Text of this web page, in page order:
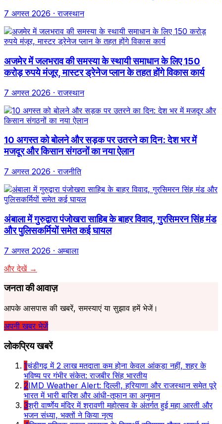
7 अगस्त 2026 · राजस्थान
अजमेर में जलभराव की समस्या के स्थायी समाधान के लिए 150
करोड़ रुपये मंजूर, मास्टर ड्रेनेज प्लान के तहत होंगे विकास कार्य
7 अगस्त 2026 · राजस्थान
10 अगस्त को बोलने और सड़क पर उतरने का दिन: देश भर में
मजदूर और किसान संगठनों का नया ऐलान
7 अगस्त 2026 · राजनीति
अंबाला में गुरुद्वारा पंजोखरा साहिब के बाहर विवाद, गुरसिमरन सिंह मंड
और पुलिसकर्मियों समेत कई घायल
7 अगस्त 2026 · अम्बाला
और देखें →
जनता की आवाज़
आपके आसपास की खबरें, समस्याएं या सुझाव हमें भेजें।
अपनी खबर भेजें
लोकप्रिय खबरें
1चंडीगढ़ में 2 लाख मतदाता कम होना केवल आंकड़ा नहीं, शहर के
भविष्य पर गंभीर संकेत: राजबीर सिंह भारतीय
2IMD Weather Alert: दिल्ली, हरियाणा और राजस्थान समेत पूरे
भारत में भारी बारिश और आंधी-तूफान का अनुमान
3श्री वार्ष्णेय मंदिर में श्रावणी महोत्सव के अंतर्गत हुई महा आरती और
भजन संध्या, भक्तों ने किया नृत्य